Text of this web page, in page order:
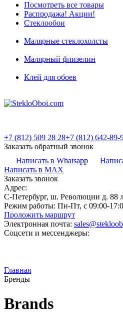
Посмотреть все товары
Распродажа! Акции!
Стеклообои
Малярные стеклохолсты
Малярный флизелин
Клей для обоев
+7 (812) 509 28 28+7 (812) 642-89-
Заказать обратный звонок
Написать в Whatsapp
Написать в MAX
Заказать звонок
Адрес:
С-Петербург, ш. Революции д. 88
Режим работы: Пн-Пт, с 09:00-
Проложить маршрут
Электронная почта:
Соцсети и мессенджеры:
Главная
Бренды
Brands